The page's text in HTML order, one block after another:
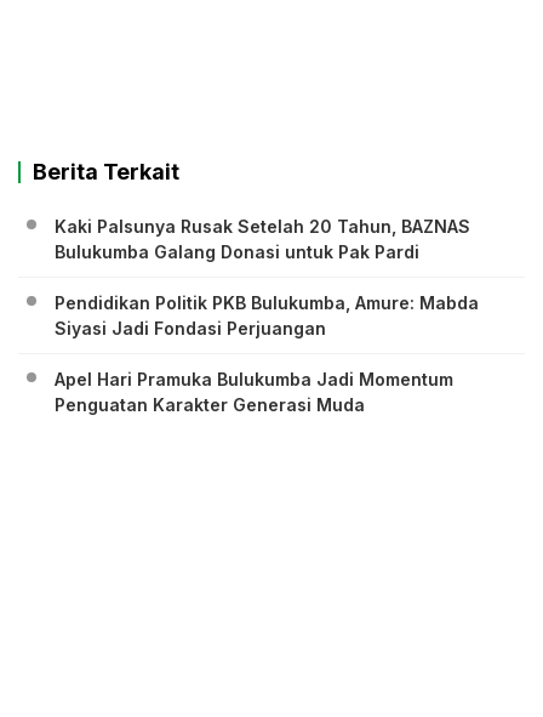
Berita Terkait
Kaki Palsunya Rusak Setelah 20 Tahun, BAZNAS
Bulukumba Galang Donasi untuk Pak Pardi
Pendidikan Politik PKB Bulukumba, Amure: Mabda
Siyasi Jadi Fondasi Perjuangan
Apel Hari Pramuka Bulukumba Jadi Momentum
Penguatan Karakter Generasi Muda